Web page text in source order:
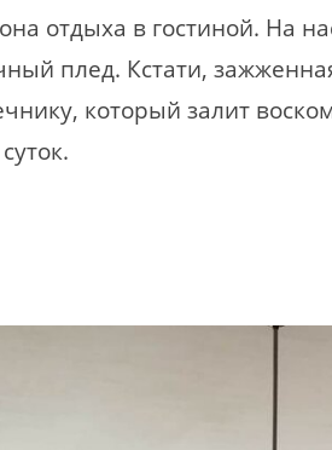
отдыха в гостиной. На
плед. Кстати,
который залит